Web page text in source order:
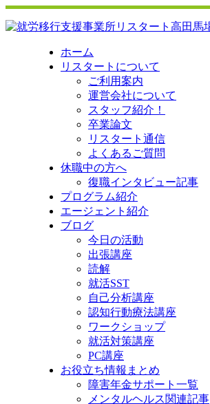
ホーム
リスタートについて
ご利用案内
運営会社について
スタッフ紹介！
卒業論文
リスタート通信
よくあるご質問
休職中の方へ
復職インタビュー記事
プログラム紹介
エージェント紹介
ブログ
今日の活動
出張講座
読解
就活SST
自己分析講座
認知行動療法講座
ワークショップ
就活対策講座
PC講座
お役立ち情報まとめ
障害年金サポート一覧
メンタルヘルス関連記事